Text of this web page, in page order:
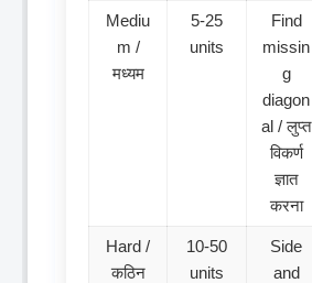
Mediu
m /
मध्यम
5-25
units
Find
missin
g
diagon
al / लुप्त
विकर्ण
ज्ञात
करना
Hard /
कठिन
10-50
units
Side
and